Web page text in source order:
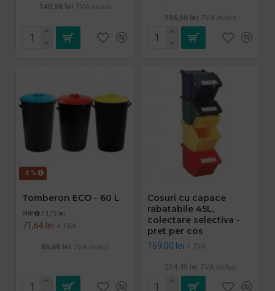
140,98 lei TVA inclus
156,66 lei TVA inclus
-3 %
Tomberon ECO - 60 L
PRP 73,75 lei
71,64 lei + TVA
86,68 lei TVA inclus
Cosuri cu capace
rabatabile 45L,
colectare selectiva -
pret per cos
169,00 lei + TVA
204,49 lei TVA inclus